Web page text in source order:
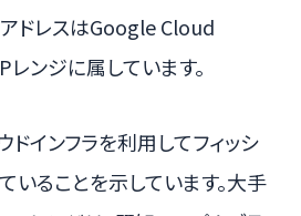
ドレスはGoogle Cloud
ンジに属しています。
ドインフラを利用してフィッシ
いることを示しています。大手